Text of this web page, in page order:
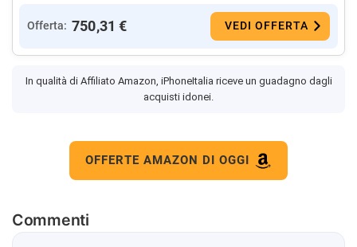
Offerta: 750,31 € VEDI OFFERTA
In qualità di Affiliato Amazon, iPhoneItalia riceve un guadagno dagli
acquisti idonei.
OFFERTE AMAZON DI OGGI
Commenti